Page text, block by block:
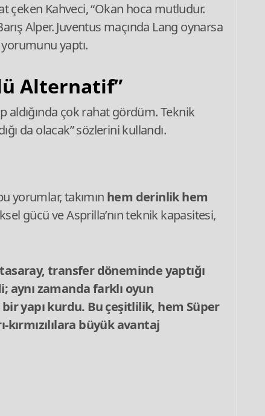
çeken Kahveci, “Okan hoca mutludur.
Alper. Juventus maçında Lang oynarsa
yaptı.
Alternatif”
aldığında çok rahat gördüm. Teknik
da olacak” sözlerini kullandı.
yorumlar, takımın hem derinlik hem
gücü ve Asprilla’nın teknik kapasitesi,
transfer döneminde yaptığı
aynı zamanda farklı oyun
yapı kurdu. Bu çeşitlilik, hem Süper
büyük avantaj